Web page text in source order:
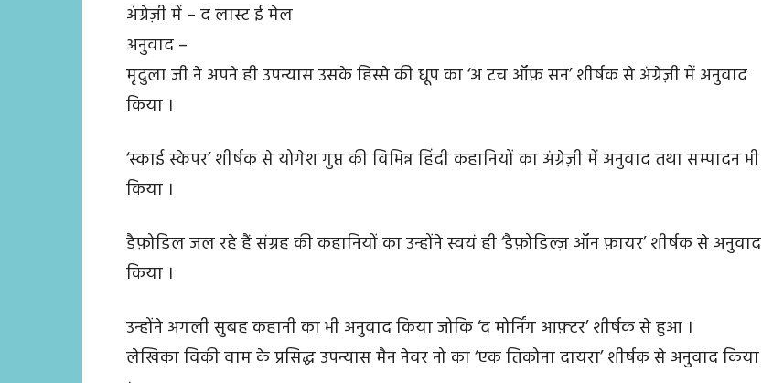
अंग्रेज़ी में – द लास्ट ई मेल
अनुवाद –
मृदुला जी ने अपने ही उपन्यास उसके हिस्से की धूप का ‘अ टच ऑफ़ सन’ शीर्षक से अंग्रेज़ी में अनुवाद
किया ।
‘स्काई स्केपर’ शीर्षक से योगेश गुप्त की विभिन्न हिंदी कहानियों का अंग्रेज़ी में अनुवाद तथा सम्पादन भी
किया ।
डैफ़ोडिल जल रहे हैं संग्रह की कहानियों का उन्होंने स्वयं ही ‘डैफ़ोडिल्ज़ ऑन फ़ायर’ शीर्षक से अनुवाद
किया ।
उन्होंने अगली सुबह कहानी का भी अनुवाद किया जोकि ‘द मोर्निंग आफ़्टर’ शीर्षक से हुआ ।
लेखिका विकी वाम के प्रसिद्ध उपन्यास मैन नेवर नो का ‘एक तिकोना दायरा’ शीर्षक से अनुवाद किया